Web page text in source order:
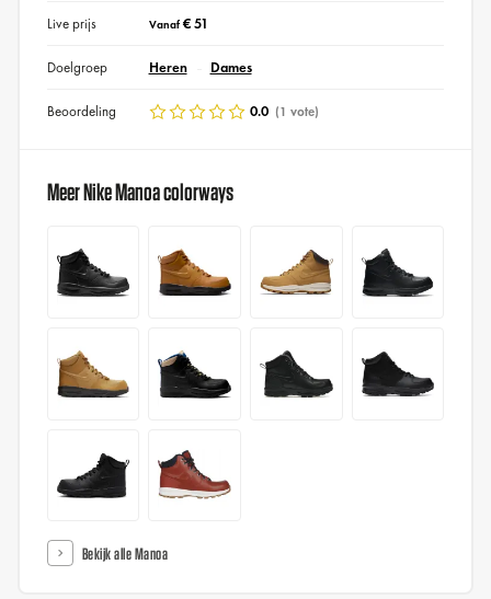
Live prijs Vanaf€ 51
Doelgroep Heren Dames
Beoordeling 0.0 (1 vote)
Meer Nike Manoa colorways
Bekijk alle Manoa